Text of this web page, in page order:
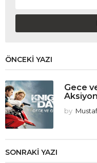
ÖNCEKI YAZI
Gece
by
SONRAKI YAZI